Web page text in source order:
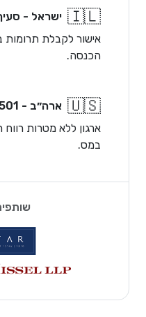
🇮🇱 ישראל - סעיף
אישור לקבלת
הכנסה.
🇺🇸 ארה״ב - 501(c)(3)
ארגון ללא מטרות רווח
במס.